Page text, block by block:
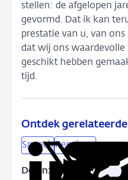
stellen: de afgelopen
gevormd. Dat ik kan
prestatie van u, van
dat wij ons waardevolle
geschikt hebben
tijd.
Ontdek
SpeechPensioen
Delen:
Deel
DeelDeel